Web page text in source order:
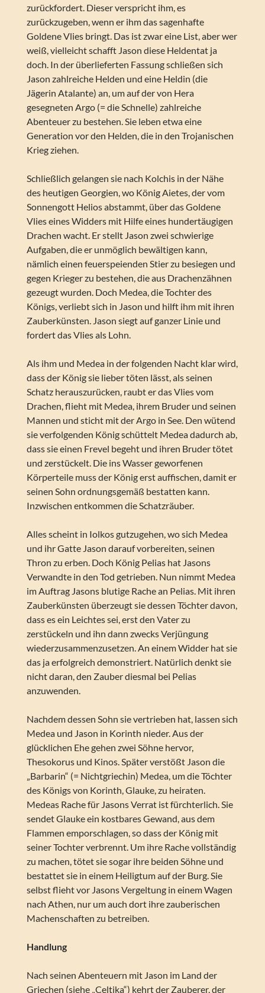
zurückfordert. Dieser verspricht ihm, es
zurückzugeben, wenn er ihm das sagenhafte
Goldene Vlies bringt. Das ist zwar eine List, aber wer
weiß, vielleicht schafft Jason diese Heldentat ja
doch. In der überlieferten Fassung schließen sich
Jason zahlreiche Helden und eine Heldin (die
Jägerin Atalante) an, um auf der von Hera
gesegneten Argo (= die Schnelle) zahlreiche
Abenteuer zu bestehen. Sie leben etwa eine
Generation vor den Helden, die in den Trojanischen
Krieg ziehen.
Schließlich gelangen sie nach Kolchis in der Nähe
des heutigen Georgien, wo König Aietes, der vom
Sonnengott Helios abstammt, über das Goldene
Vlies eines Widders mit Hilfe eines hundertäugigen
Drachen wacht. Er stellt Jason zwei schwierige
Aufgaben, die er unmöglich bewältigen kann,
nämlich einen feuerspeienden Stier zu besiegen und
gegen Krieger zu bestehen, die aus Drachenzähnen
gezeugt wurden. Doch Medea, die Tochter des
Königs, verliebt sich in Jason und hilft ihm mit ihren
Zauberkünsten. Jason siegt auf ganzer Linie und
fordert das Vlies als Lohn.
Als ihm und Medea in der folgenden Nacht klar wird,
dass der König sie lieber töten lässt, als seinen
Schatz herauszurücken, raubt er das Vlies vom
Drachen, flieht mit Medea, ihrem Bruder und seinen
Mannen und sticht mit der Argo in See. Den wütend
sie verfolgenden König schüttelt Medea dadurch ab,
dass sie einen Frevel begeht und ihren Bruder tötet
und zerstückelt. Die ins Wasser geworfenen
Körperteile muss der König erst auffischen, damit er
seinen Sohn ordnungsgemäß bestatten kann.
Inzwischen entkommen die Schatzräuber.
Alles scheint in Iolkos gutzugehen, wo sich Medea
und ihr Gatte Jason darauf vorbereiten, seinen
Thron zu erben. Doch König Pelias hat Jasons
Verwandte in den Tod getrieben. Nun nimmt Medea
im Auftrag Jasons blutige Rache an Pelias. Mit ihren
Zauberkünsten überzeugt sie dessen Töchter davon,
dass es ein Leichtes sei, erst den Vater zu
zerstückeln und ihn dann zwecks Verjüngung
wiederzusammenzusetzen. An einem Widder hat sie
das ja erfolgreich demonstriert. Natürlich denkt sie
nicht daran, den Zauber diesmal bei Pelias
anzuwenden.
Nachdem dessen Sohn sie vertrieben hat, lassen sich
Medea und Jason in Korinth nieder. Aus der
glücklichen Ehe gehen zwei Söhne hervor,
Thesokorus und Kinos. Später verstößt Jason die
„Barbarin“ (= Nichtgriechin) Medea, um die Töchter
des Königs von Korinth, Glauke, zu heiraten.
Medeas Rache für Jasons Verrat ist fürchterlich. Sie
sendet Glauke ein kostbares Gewand, aus dem
Flammen emporschlagen, so dass der König mit
seiner Tochter verbrennt. Um ihre Rache vollständig
zu machen, tötet sie sogar ihre beiden Söhne und
bestattet sie in einem Heiligtum auf der Burg. Sie
selbst flieht vor Jasons Vergeltung in einem Wagen
nach Athen, nur um auch dort ihre zauberischen
Machenschaften zu betreiben.
Handlung
Nach seinen Abenteuern mit Jason im Land der
Griechen (siehe „Celtika“) kehrt der Zauberer, der